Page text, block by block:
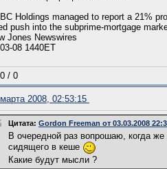
Holdings managed to report a 21%
push into the subprime-mortgage
Jones Newswires
08 1440ET
/ 0
2008, 02:53:15
Цитата: Gordon Freeman от 03.03.2008
В очередной раз вопрошаю, когда
сидящего в кеше
Какие будут мысли ?